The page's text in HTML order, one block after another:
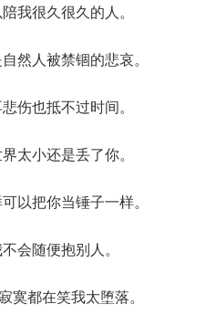
我很久很久的人。
然人被禁锢的悲哀。
伤也抵不过时间。
太小还是丢了你。
以把你当锤子一样。
会随便抱别人。
寞都在笑我太堕落。